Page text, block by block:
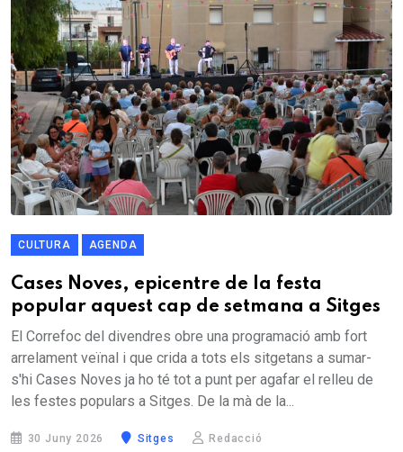
CULTURA AGENDA
Cases Noves, epicentre de la festa
popular aquest cap de setmana a Sitges
El Correfoc del divendres obre una programació amb fort
arrelament veïnal i que crida a tots els sitgetans a sumar-
s'hi Cases Noves ja ho té tot a punt per agafar el relleu de
les festes populars a Sitges. De la mà de la...
30 Juny 2026 Sitges Redacció